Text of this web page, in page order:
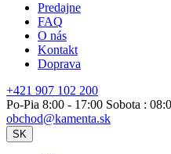
Predajne
FAQ
O nás
Kontakt
Doprava
+421 907 102 200
Po-Pia 8:00 - 17:00 Sobota :
obchod@kamenta.sk
SK